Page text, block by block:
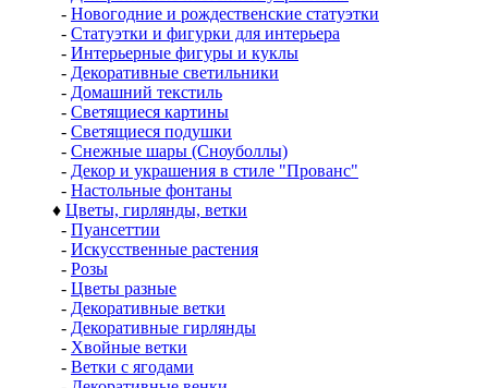
- Новогодние и рождественские статуэтки
- Статуэтки и фигурки для интерьера
- Интерьерные фигуры и куклы
- Декоративные светильники
- Домашний текстиль
- Светящиеся картины
- Светящиеся подушки
- Снежные шары (Сноуболлы)
- Декор и украшения в стиле "Прованс"
- Настольные фонтаны
♦ Цветы, гирлянды, ветки
- Пуансеттии
- Искусственные растения
- Розы
- Цветы разные
- Декоративные ветки
- Декоративные гирлянды
- Хвойные ветки
- Ветки с ягодами